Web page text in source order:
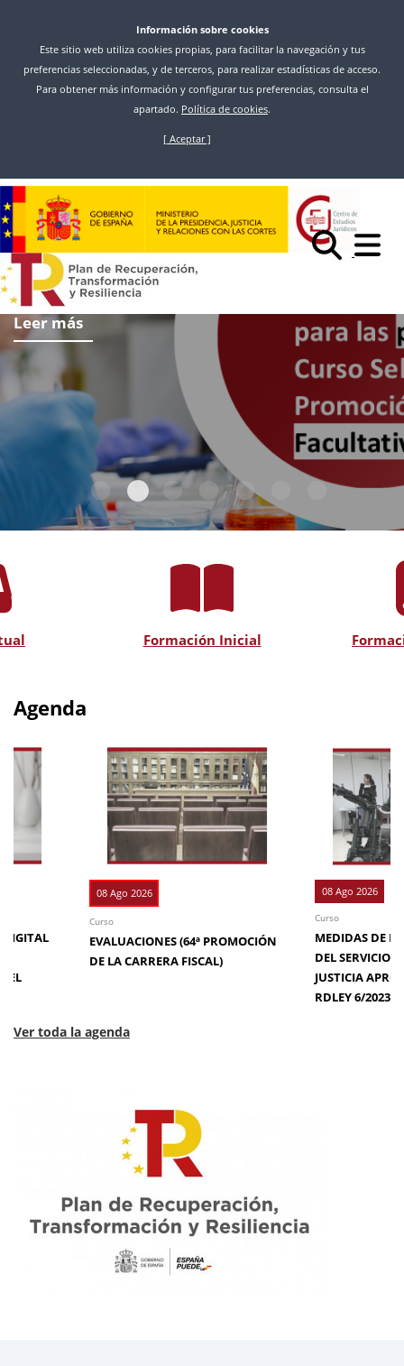
contenido
Información sobre cookies
Este sitio web utiliza cookies propias, para facilitar la navegación y tus
preferencias seleccionadas, y de terceros, para realizar estadísticas de acceso.
Para obtener más información y configurar tus preferencias, consulta el
apartado. Política de cookies.
[ Aceptar ]
Leer más
Formación Inicial
Agenda
DIGITAL
EL
08 Ago 2026
Curso
EVALUACIONES (64ª PROMOCIÓN
DE LA CARRERA FISCAL)
08 Ago 2026
Curso
MEDIDAS DE
DEL SERVICIO
JUSTICIA
RDLEY 6/2023
Ver toda la agenda